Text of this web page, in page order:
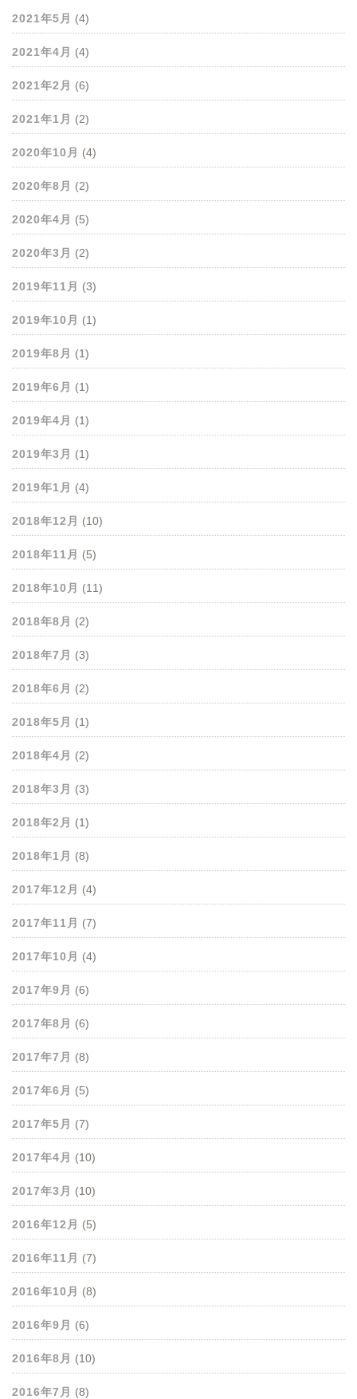
2021年5月 (4)
2021年4月 (4)
2021年2月 (6)
2021年1月 (2)
2020年10月 (4)
2020年8月 (2)
2020年4月 (5)
2020年3月 (2)
2019年11月 (3)
2019年10月 (1)
2019年8月 (1)
2019年6月 (1)
2019年4月 (1)
2019年3月 (1)
2019年1月 (4)
2018年12月 (10)
2018年11月 (5)
2018年10月 (11)
2018年8月 (2)
2018年7月 (3)
2018年6月 (2)
2018年5月 (1)
2018年4月 (2)
2018年3月 (3)
2018年2月 (1)
2018年1月 (8)
2017年12月 (4)
2017年11月 (7)
2017年10月 (4)
2017年9月 (6)
2017年8月 (6)
2017年7月 (8)
2017年6月 (5)
2017年5月 (7)
2017年4月 (10)
2017年3月 (10)
2016年12月 (5)
2016年11月 (7)
2016年10月 (8)
2016年9月 (6)
2016年8月 (10)
2016年7月 (8)